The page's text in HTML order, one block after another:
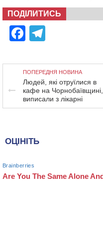
ПОДІЛИТИСЬ
Facebook
ПОПЕРЕДНЯ НОВИНА
Людей, які отруїлися в
кафе на Чорнобаївщині,
виписали з лікарні